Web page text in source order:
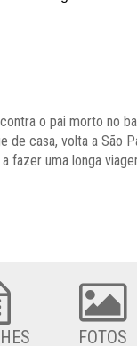
o pai morto no
de casa, volta a São
fazer uma longa
FOTOS